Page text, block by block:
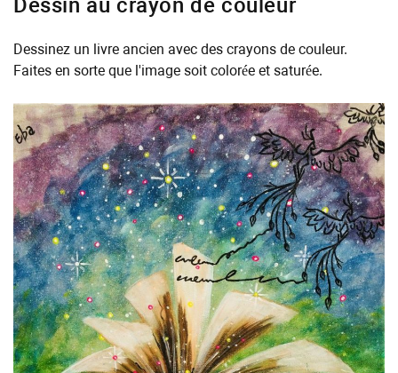
Dessin au crayon de couleur
Dessinez un livre ancien avec des crayons de couleur.
Faites en sorte que l'image soit colorée et saturée.